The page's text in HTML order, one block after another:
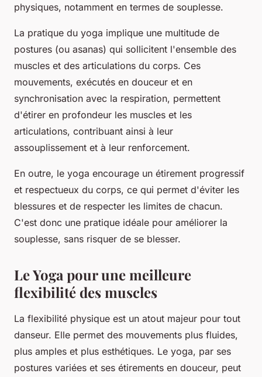
physiques, notamment en termes de souplesse.
La pratique du yoga implique une multitude de
postures (ou asanas) qui sollicitent l'ensemble des
muscles et des articulations du corps. Ces
mouvements, exécutés en douceur et en
synchronisation avec la respiration, permettent
d'étirer en profondeur les muscles et les
articulations, contribuant ainsi à leur
assouplissement et à leur renforcement.
En outre, le yoga encourage un étirement progressif
et respectueux du corps, ce qui permet d'éviter les
blessures et de respecter les limites de chacun.
C'est donc une pratique idéale pour améliorer la
souplesse, sans risquer de se blesser.
Le Yoga pour une meilleure
flexibilité des muscles
La flexibilité physique est un atout majeur pour tout
danseur. Elle permet des mouvements plus fluides,
plus amples et plus esthétiques. Le yoga, par ses
postures variées et ses étirements en douceur, peut